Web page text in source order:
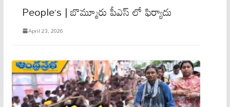
People’s | బొమ్మూరు పీఎస్ లో ఫిర్యాదు
April 23, 2026